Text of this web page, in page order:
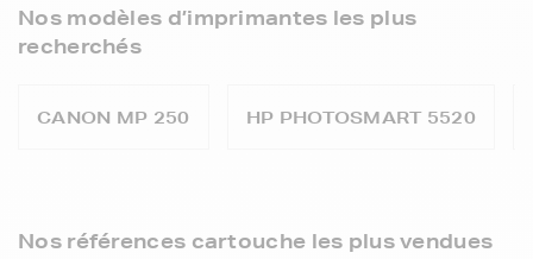
Nos modèles d’imprimantes les plus
recherchés
CANON MP 250 HP PHOTOSMART 5520
Nos références cartouche les plus vendues